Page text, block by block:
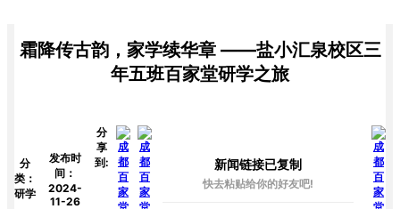
霜降传古韵，家学续华章 ——盐小汇泉校区三
年五班百家堂研学之旅
分
类：
研学
发布时
间：
2024-
11-26
分
享
到:
新闻链接已复制
快去粘贴给你的好友吧!